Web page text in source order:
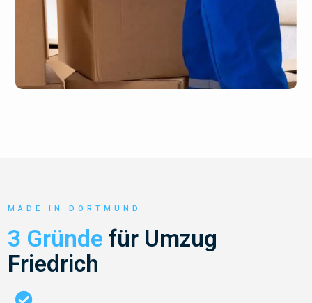
MADE IN DORTMUND
3 Gründe für Umzug
Friedrich